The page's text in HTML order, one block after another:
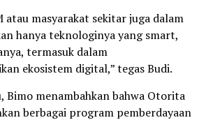
atau masyarakat sekitar juga dalam
hanya teknologinya yang smart,
termasuk dalam
ekosistem digital,” tegas Budi.
Bimo menambahkan bahwa Otorita
berbagai program pemberdayaan